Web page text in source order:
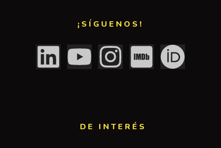
¡SÍGUENOS!
DE INTERÉS​